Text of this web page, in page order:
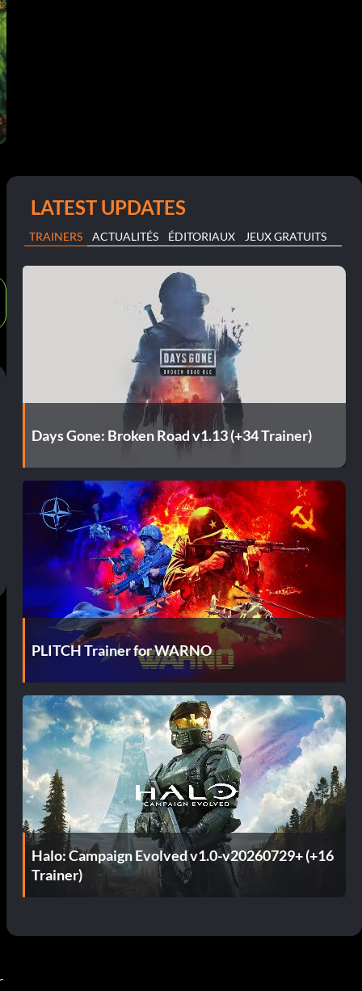
LATEST UPDATES
TRAINERS ACTUALITÉS ÉDITORIAUX JEUX GRATUITS
Days Gone: Broken Road v1.13 (+34 Trainer)
PLITCH Trainer for WARNO
Halo: Campaign Evolved v1.0-v20260729+ (+16
Trainer)